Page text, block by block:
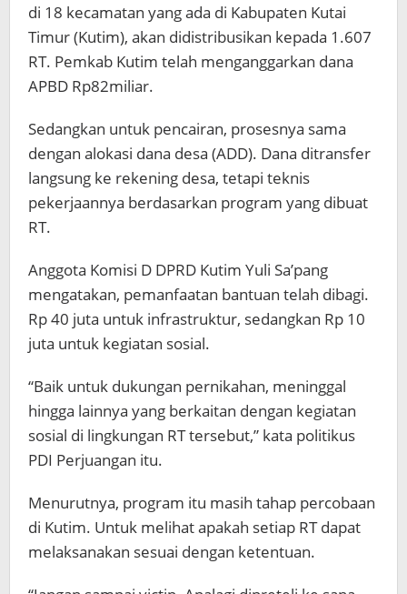
di 18 kecamatan yang ada di Kabupaten Kutai
Timur (Kutim), akan didistribusikan kepada 1.607
RT. Pemkab Kutim telah menganggarkan dana
APBD Rp82miliar.
Sedangkan untuk pencairan, prosesnya sama
dengan alokasi dana desa (ADD). Dana ditransfer
langsung ke rekening desa, tetapi teknis
pekerjaannya berdasarkan program yang dibuat
RT.
Anggota Komisi D DPRD Kutim Yuli Sa’pang
mengatakan, pemanfaatan bantuan telah dibagi.
Rp 40 juta untuk infrastruktur, sedangkan Rp 10
juta untuk kegiatan sosial.
“Baik untuk dukungan pernikahan, meninggal
hingga lainnya yang berkaitan dengan kegiatan
sosial di lingkungan RT tersebut,” kata politikus
PDI Perjuangan itu.
Menurutnya, program itu masih tahap percobaan
di Kutim. Untuk melihat apakah setiap RT dapat
melaksanakan sesuai dengan ketentuan.